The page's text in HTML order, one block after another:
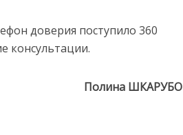
доверия поступило 360
консультации.
Полина ШКАРУБО